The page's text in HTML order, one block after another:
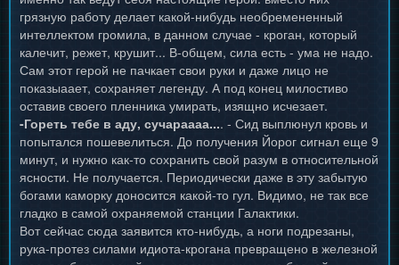
грязную работу делает какой-нибудь необремененный
интеллектом громила, в данном случае - кроган, который
калечит, режет, крушит... В-общем, сила есть - ума не надо.
Сам этот герой не пачкает свои руки и даже лицо не
показыаает, сохраняет легенду. А под конец милостиво
оставив своего пленника умирать, изящно исчезает.
-Гореть тебе в аду, сучараааа.... - Сид выплюнул кровь и
попытался пошевелиться. До получения Йорог сигнал еще 9
минут, и нужно как-то сохранить свой разум в относительной
ясности. Не получается. Периодически даже в эту забытую
богами каморку доносится какой-то гул. Видимо, не так все
гладко в самой охраняемой станции Галактики.
Вот сейчас сюда заявится кто-нибудь, а ноги подрезаны,
рука-протез силами идиота-крогана превращено в железной